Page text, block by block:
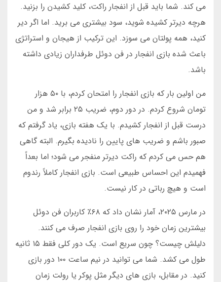
می کند. شما باید قبل از انفجار راکت، کلید کشیدن را بزنید.
هرچه دیرتر کشیده شوید، سود بیشتری می برید. اما اگر دیر
کنید، همه پولتان می سوزد. این ترکیب از هیجان و استراتژی
باعث شده بازی انفجار در فن دوئل طرفداران زیادی داشته
باشد.
من اولین بار که بازی انفجار را امتحان کردم، با ۵۰ هزار
تومان شروع کردم. در دور دوم، ضریب ۲۵ برابر شد و من
درست قبل از انفجار کشیدم. با یک هفته بازی، یاد گرفتم که
صبور باشم و ضریب های پایین را نادیده بگیرم. البته گاهی
هم حس می کردم که راکت دیرتر منفجر می شود؛ اما بعداً
فهمیدم این احساس طبیعی است. بازی انفجار کاملاً رندوم
است و هیچ رباتی در کار نیست.
در مارس ۲۰۲۵، آمار نشان داد که ۶۸٪ کاربران فن دوئل
بیشترین زمان خود را روی بازی انفجار صرف می کنند.
دلیلش چیست؟ چون سریع است. یک دور کلی فقط ۱۵ ثانیه
طول می کشد. شما می توانید در نیم ساعت ۱۰۰ دور بازی
کنید. در مقابل، بازی های دیگر مثل پوکر یا رولت زمان